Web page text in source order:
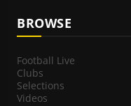
BROWSE
Football Live
Clubs
Selections
Videos